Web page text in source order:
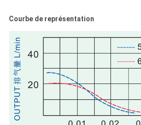
Courbe de représentation